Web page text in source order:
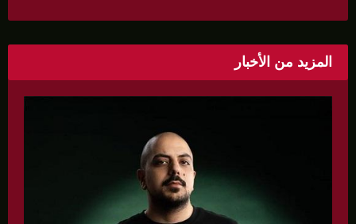
بروشورات توعوية على سيدات الحي.
المزيد من الأخبار